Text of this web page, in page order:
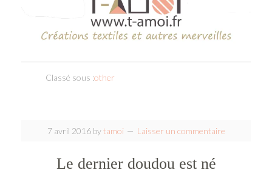
Classé sous :other
7 avril 2016bytamoi Laisser un commentaire
Le dernier doudou est né